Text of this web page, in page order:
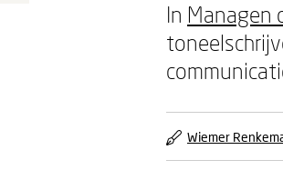
In Managen
Wiemer